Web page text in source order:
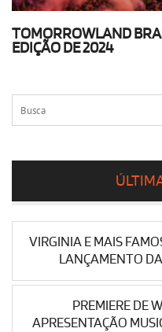
TOMORROWLAND
EDIÇÃO DE 2024
VIRGINIA E MAIS
LANÇAMENTO
PREMIERE DE
APRESENTAÇÃO